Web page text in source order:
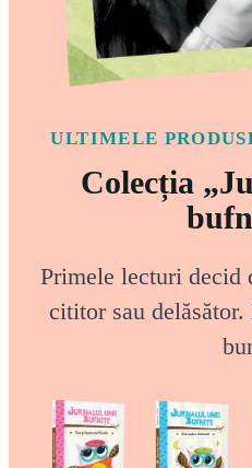
ULTIMELE
Colecția
Primele lecturi decid
cititor sau